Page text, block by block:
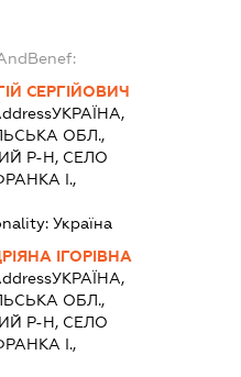
СЕРГІЙОВИЧ
УКРАЇНА,
ОБЛ.,
Р-Н, СЕЛО
І.,
Україна
ІГОРІВНА
УКРАЇНА,
ОБЛ.,
Р-Н, СЕЛО
І.,